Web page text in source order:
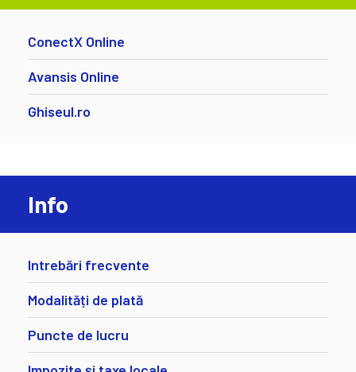
ConectX Online
Avansis Online
Ghiseul.ro
Info
Intrebări frecvente
Modalități de plată
Puncte de lucru